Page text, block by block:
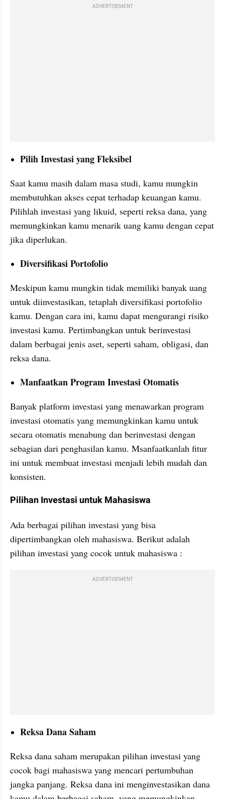
ADVERTISEMENT
Pilih Investasi yang Fleksibel
Saat kamu masih dalam masa studi, kamu mungkin
membutuhkan akses cepat terhadap keuangan kamu.
Pilihlah investasi yang likuid, seperti reksa dana, yang
memungkinkan kamu menarik uang kamu dengan cepat
jika diperlukan.
Diversifikasi Portofolio
Meskipun kamu mungkin tidak memiliki banyak uang
untuk diinvestasikan, tetaplah diversifikasi portofolio
kamu. Dengan cara ini, kamu dapat mengurangi risiko
investasi kamu. Pertimbangkan untuk berinvestasi
dalam berbagai jenis aset, seperti saham, obligasi, dan
reksa dana.
Manfaatkan Program Investasi Otomatis
Banyak platform investasi yang menawarkan program
investasi otomatis yang memungkinkan kamu untuk
secara otomatis menabung dan berinvestasi dengan
sebagian dari penghasilan kamu. Msanfaatkanlah fitur
ini untuk membuat investasi menjadi lebih mudah dan
konsisten.
Pilihan Investasi untuk Mahasiswa
Ada berbagai pilihan investasi yang bisa
dipertimbangkan oleh mahasiswa. Berikut adalah
pilihan investasi yang cocok untuk mahasiswa :
ADVERTISEMENT
Reksa Dana Saham
Reksa dana saham merupakan pilihan investasi yang
cocok bagi mahasiswa yang mencari pertumbuhan
jangka panjang. Reksa dana ini menginvestasikan dana